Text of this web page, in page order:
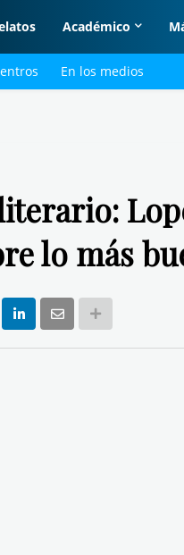
Académico
En los medios
lo más